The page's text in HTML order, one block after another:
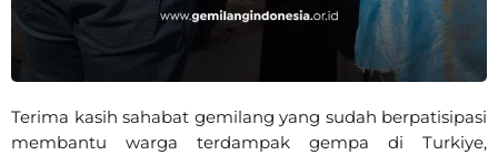
Terima kasih sahabat gemilang yang sudah berpatisipasi
membantu warga terdampak gempa di Turkiye,